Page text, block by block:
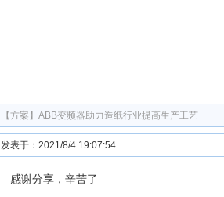
【方案】 ABB变频器助力造纸行业提高生产工艺
发表于：2021/8/4 19:07:54
感谢分享，辛苦了